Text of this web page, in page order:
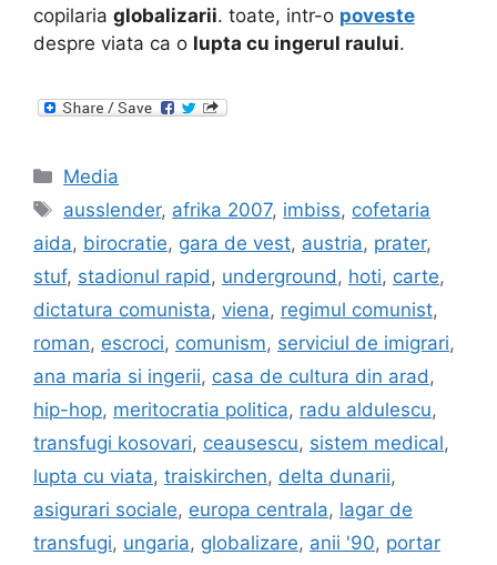
copilaria globalizarii. toate, intr-o poveste
despre viata ca o lupta cu ingerul raului.
Categories
Media
Tags
ausslender, afrika 2007, imbiss, cofetaria
aida, birocratie, gara de vest, austria, prater,
stuf, stadionul rapid, underground, hoti, carte,
dictatura comunista, viena, regimul comunist,
roman, escroci, comunism, serviciul de imigrari,
ana maria si ingerii, casa de cultura din arad,
hip-hop, meritocratia politica, radu aldulescu,
transfugi kosovari, ceausescu, sistem medical,
lupta cu viata, traiskirchen, delta dunarii,
asigurari sociale, europa centrala, lagar de
transfugi, ungaria, globalizare, anii '90, portar